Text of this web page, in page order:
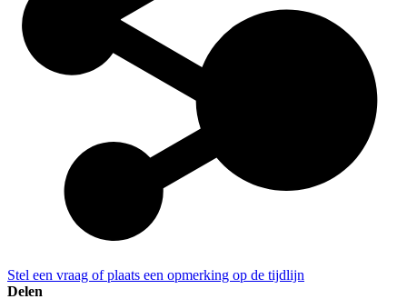
Stel een vraag of plaats een opmerking op de tijdlijn
Delen